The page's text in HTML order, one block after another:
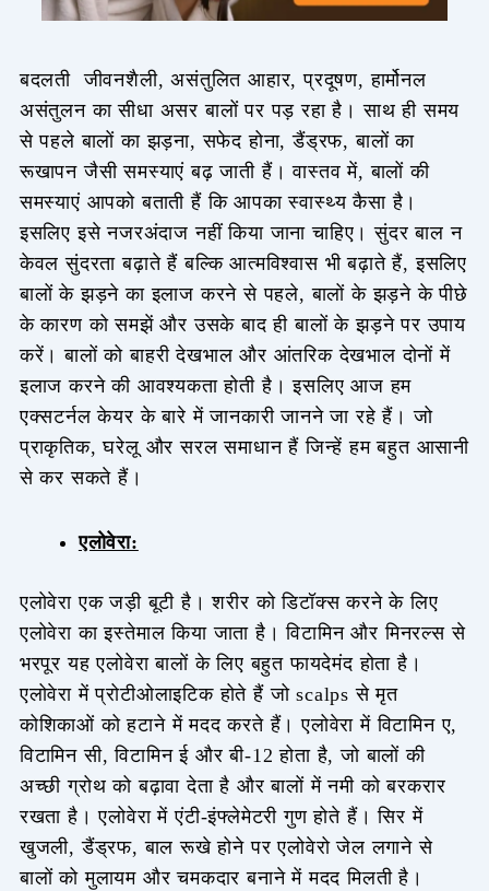
बदलती जीवनशैली, असंतुलित आहार, प्रदूषण, हार्मोनल
असंतुलन का सीधा असर बालों पर पड़ रहा है। साथ ही समय
से पहले बालों का झड़ना, सफेद होना, डैंड्रफ, बालों का
रूखापन जैसी समस्याएं बढ़ जाती हैं। वास्तव में, बालों की
समस्याएं आपको बताती हैं कि आपका स्वास्थ्य कैसा है।
इसलिए इसे नजरअंदाज नहीं किया जाना चाहिए। सुंदर बाल न
केवल सुंदरता बढ़ाते हैं बल्कि आत्मविश्वास भी बढ़ाते हैं, इसलिए
बालों के झड़ने का इलाज करने से पहले, बालों के झड़ने के पीछे
के कारण को समझें और उसके बाद ही बालों के झड़ने पर उपाय
करें। बालों को बाहरी देखभाल और आंतरिक देखभाल दोनों में
इलाज करने की आवश्यकता होती है। इसलिए आज हम
एक्सटर्नल केयर के बारे में जानकारी जानने जा रहे हैं। जो
प्राकृतिक, घरेलू और सरल समाधान हैं जिन्हें हम बहुत आसानी
से कर सकते हैं।
एलोवेरा:
एलोवेरा एक जड़ी बूटी है। शरीर को डिटॉक्स करने के लिए
एलोवेरा का इस्तेमाल किया जाता है। विटामिन और मिनरल्स से
भरपूर यह एलोवेरा बालों के लिए बहुत फायदेमंद होता है।
एलोवेरा में प्रोटीओलाइटिक होते हैं जो scalps से मृत
कोशिकाओं को हटाने में मदद करते हैं। एलोवेरा में विटामिन ए,
विटामिन सी, विटामिन ई और बी-12 होता है, जो बालों की
अच्छी ग्रोथ को बढ़ावा देता है और बालों में नमी को बरकरार
रखता है। एलोवेरा में एंटी-इंफ्लेमेटरी गुण होते हैं। सिर में
खुजली, डैंड्रफ, बाल रूखे होने पर एलोवेरो जेल लगाने से
बालों को मुलायम और चमकदार बनाने में मदद मिलती है।